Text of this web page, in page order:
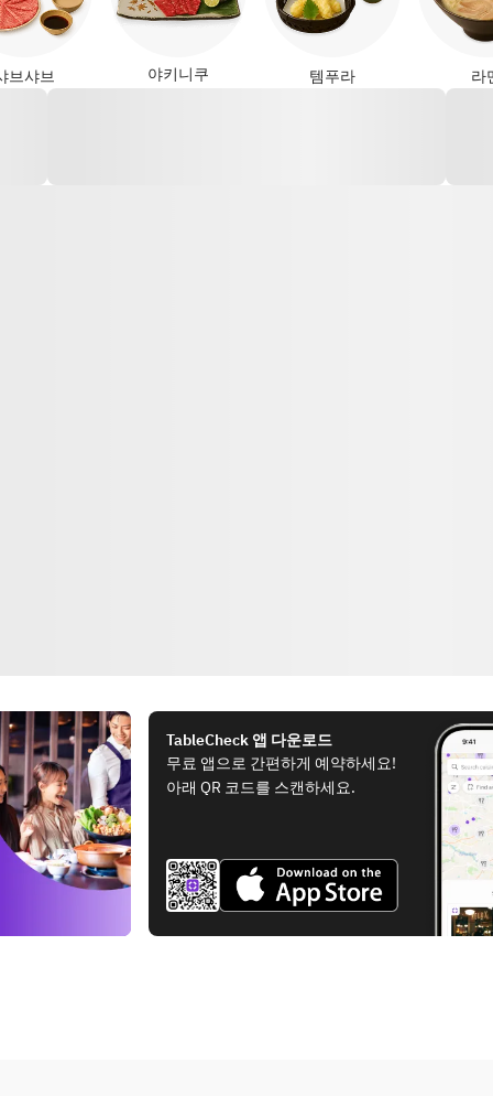
브샤브 야키니쿠 템푸라 라
TableCheck 앱 다운로드
무료 앱으로 간편하게 예약하세요!
아래 QR 코드를 스캔하세요.